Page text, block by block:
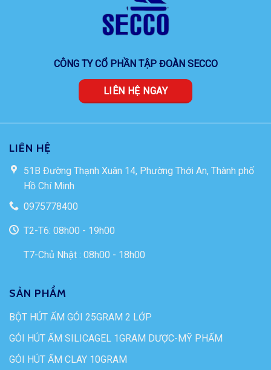
CÔNG TY CỔ PHẦN TẬP ĐOÀN SECCO
LIÊN HỆ NGAY
LIÊN HỆ
51B Đường Thạnh Xuân 14, Phường Thới An, Thành phố
Hồ Chí Minh
0975778400
T2-T6: 08h00 - 19h00
T7-Chủ Nhật : 08h00 - 18h00
SẢN PHẨM
BỘT HÚT ẨM GÓI 25GRAM 2 LỚP
GÓI HÚT ẨM SILICAGEL 1GRAM DƯỢC-MỸ PHẨM
GÓI HÚT ẨM CLAY 10GRAM